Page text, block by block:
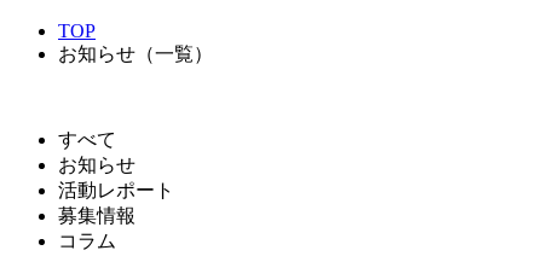
TOP
お知らせ（一覧）
すべて
お知らせ
活動レポート
募集情報
コラム